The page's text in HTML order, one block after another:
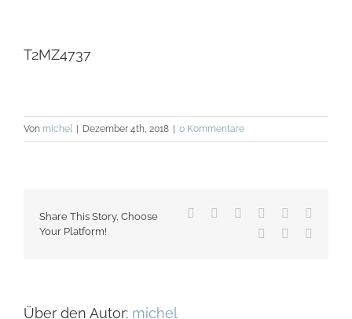
T2MZ4737
Von michel | Dezember 4th, 2018 | 0 Kommentare
Share This Story, Choose
Your Platform!
Facebook Reddit LinkedInWhatsApp
Pinterest
Über den Autor: michel